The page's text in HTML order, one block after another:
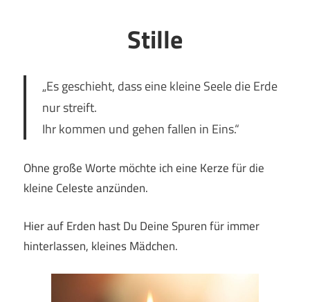
Stille
„Es geschieht, dass eine kleine Seele die Erde
nur streift.
Ihr kommen und gehen fallen in Eins.“
Ohne große Worte möchte ich eine Kerze für die
kleine Celeste anzünden.
Hier auf Erden hast Du Deine Spuren für immer
hinterlassen, kleines Mädchen.